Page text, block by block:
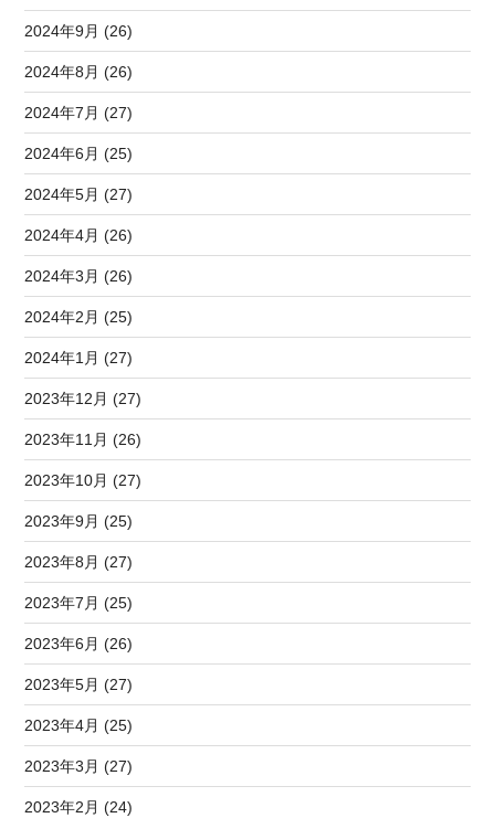
2024年9月 (26)
2024年8月 (26)
2024年7月 (27)
2024年6月 (25)
2024年5月 (27)
2024年4月 (26)
2024年3月 (26)
2024年2月 (25)
2024年1月 (27)
2023年12月 (27)
2023年11月 (26)
2023年10月 (27)
2023年9月 (25)
2023年8月 (27)
2023年7月 (25)
2023年6月 (26)
2023年5月 (27)
2023年4月 (25)
2023年3月 (27)
2023年2月 (24)